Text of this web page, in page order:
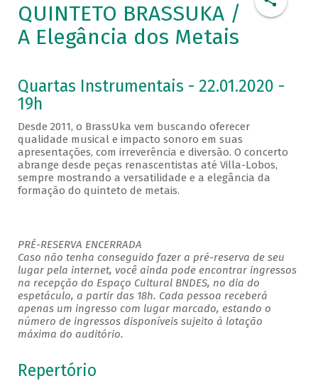
QUINTETO BRASSUKA /
A Elegância dos Metais
Quartas Instrumentais - 22.01.2020 -
19h
Desde 2011, o BrassUka vem buscando oferecer
qualidade musical e impacto sonoro em suas
apresentações, com irreverência e diversão. O concerto
abrange desde peças renascentistas até Villa-Lobos,
sempre mostrando a versatilidade e a elegância da
formação do quinteto de metais.
PRÉ-RESERVA ENCERRADA
Caso não tenha conseguido fazer a pré-reserva de seu
lugar pela internet, você ainda pode encontrar ingressos
na recepção do Espaço Cultural BNDES, no dia do
espetáculo, a partir das 18h. Cada pessoa receberá
apenas um ingresso com lugar marcado, estando o
número de ingressos disponíveis sujeito à lotação
máxima do auditório.
Repertório